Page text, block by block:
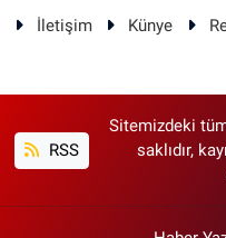
İletişim Künye
RSS
Sitemizdeki
saklıdır,